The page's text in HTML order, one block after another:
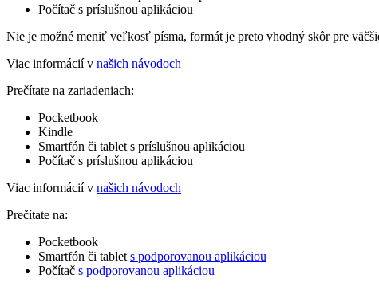
Počítač s príslušnou aplikáciou
Nie je možné meniť veľkosť písma, formát je preto vhodný skôr pre
Viac informácií v našich návodoch
Prečítate na zariadeniach:
Pocketbook
Kindle
Smartfón či tablet s príslušnou aplikáciou
Počítač s príslušnou aplikáciou
Viac informácií v našich návodoch
Prečítate na:
Pocketbook
Smartfón či tablet s podporovanou aplikáciou
Počítač s podporovanou aplikáciou